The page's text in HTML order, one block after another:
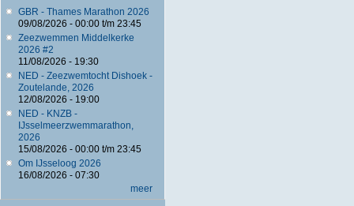
GBR - Thames Marathon 2026
09/08/2026 - 00:00t/m 23:45
Zeezwemmen Middelkerke
2026 #2
11/08/2026 - 19:30
NED - Zeezwemtocht Dishoek -
Zoutelande, 2026
12/08/2026 - 19:00
NED - KNZB -
IJsselmeerzwemmarathon,
2026
15/08/2026 - 00:00t/m 23:45
Om IJsseloog 2026
16/08/2026 - 07:30
meer